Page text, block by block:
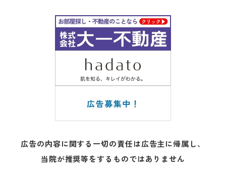
広告の内容に関する一切の責任は広告主に帰属し、
当院が推奨等をするものではありません